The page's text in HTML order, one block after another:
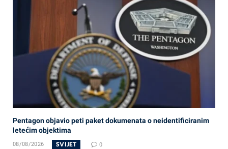
Pentagon objavio peti paket dokumenata o neidentificiranim
letećim objektima
08/08/2026 SVIJET 0